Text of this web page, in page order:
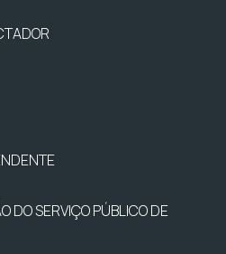
DO SERVIÇO PÚBLICO DE